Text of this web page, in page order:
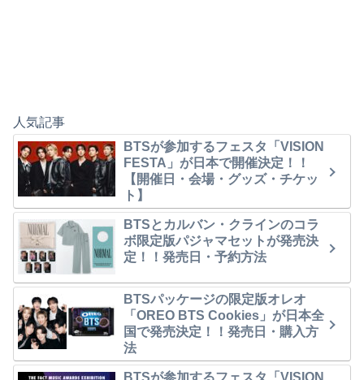
人気記事
BTSが参加するフェスタ「VISION
FESTA」が日本で開催決定！！
【開催日・会場・グッズ・チケッ
ト】
BTSとカルバン・クラインのコラ
ボ限定版パジャマセットが発売決
定！！発売日・予約方法
BTSパッケージの限定版オレオ
「OREO BTS Cookies」が日本全
国で発売決定！！発売日・購入方
法
BTSが参加するフェスタ「VISION